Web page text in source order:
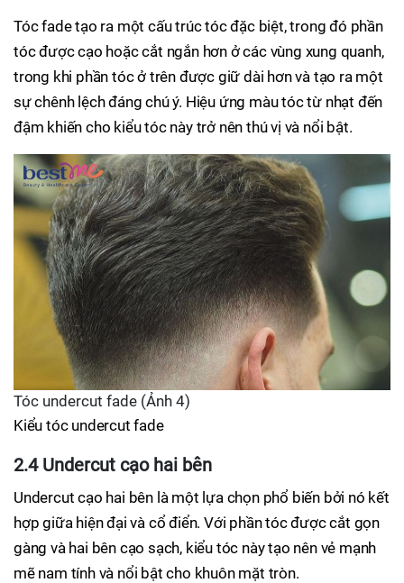
Tóc fade tạo ra một cấu trúc tóc đặc biệt, trong đó phần
tóc được cạo hoặc cắt ngắn hơn ở các vùng xung quanh,
trong khi phần tóc ở trên được giữ dài hơn và tạo ra một
sự chênh lệch đáng chú ý. Hiệu ứng màu tóc từ nhạt đến
đậm khiến cho kiểu tóc này trở nên thú vị và nổi bật.
Tóc undercut fade (Ảnh 4)
Kiểu tóc undercut fade
2.4 Undercut cạo hai bên
Undercut cạo hai bên là một lựa chọn phổ biến bởi nó kết
hợp giữa hiện đại và cổ điển. Với phần tóc được cắt gọn
gàng và hai bên cạo sạch, kiểu tóc này tạo nên vẻ mạnh
mẽ nam tính và nổi bật cho khuôn mặt tròn.